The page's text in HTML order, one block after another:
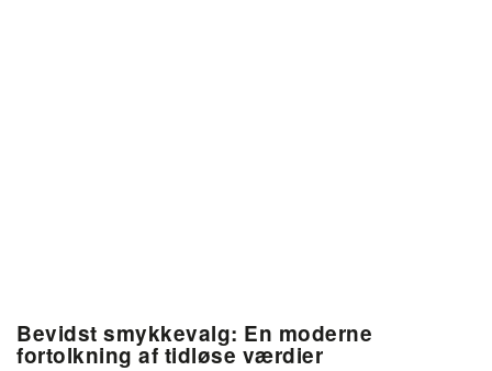
Bevidst smykkevalg: En moderne
fortolkning af tidløse værdier